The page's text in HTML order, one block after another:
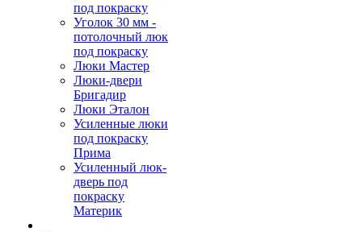
под покраску
Уголок 30 мм -
потолочный люк
под покраску
Люки Мастер
Люки-двери
Бригадир
Люки Эталон
Усиленные люки
под покраску
Прима
Усиленный люк-
дверь под
покраску
Материк